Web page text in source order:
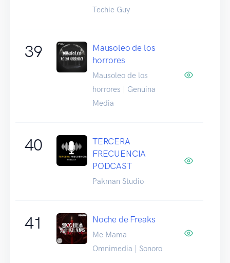
Techie Guy
39
Mausoleo de los
horrores
Mausoleo de los
horrores | Genuina
Media
40
TERCERA
FRECUENCIA
PODCAST
Pakman Studio
41 Noche de Freaks
Me Mama
Omnimedia | Sonoro